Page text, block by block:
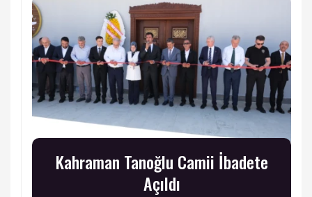
Kahraman Tanoğlu Camii İbadete
Açıldı